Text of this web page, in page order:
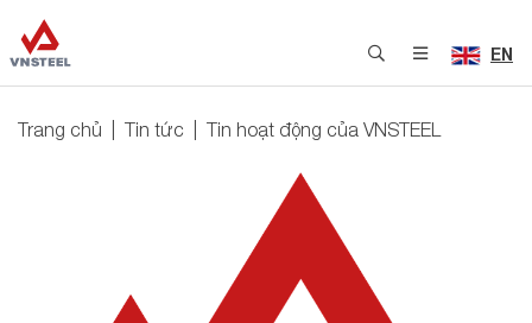
EN
Trang chủ Tin tức Tin hoạt động của VNSTEEL